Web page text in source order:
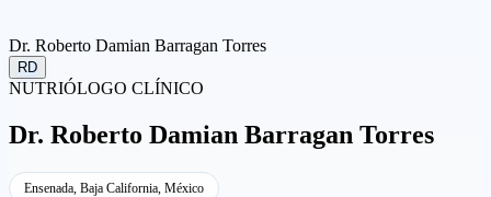
Dr. Roberto Damian Barragan Torres
RD
NUTRIÓLOGO CLÍNICO
Dr. Roberto Damian Barragan Torres
Ensenada, Baja California, México